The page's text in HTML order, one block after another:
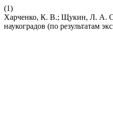
(1)
Харченко, К. В.; Щукин, Л. А.
наукоградов (по результатам